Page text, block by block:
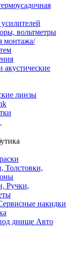
вольтметры
монтажа/
линзы
Толстовки,
Ручки,
накидки
днище Авто